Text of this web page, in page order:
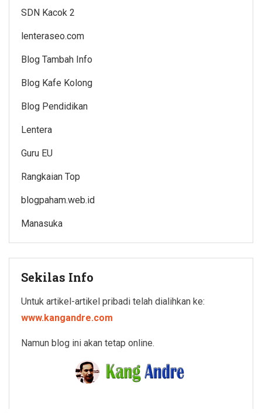
SDN Kacok 2
lenteraseo.com
Blog Tambah Info
Blog Kafe Kolong
Blog Pendidikan
Lentera
Guru EU
Rangkaian Top
blogpaham.web.id
Manasuka
Sekilas Info
Untuk artikel-artikel pribadi telah dialihkan ke:
www.kangandre.com
Namun blog ini akan tetap online.